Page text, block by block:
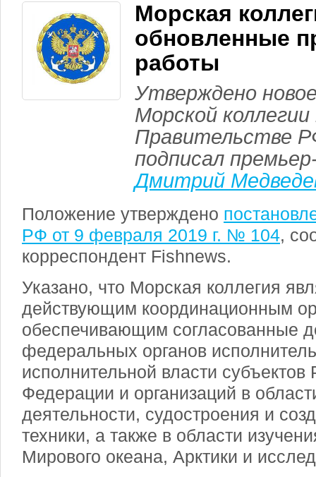
Морская
обновленные
работы
Утверждено
Морской коллегии
Правительстве
подписал
Дмитрий
Положение утверждено
РФ от 9 февраля 2019 г. № 104,
корреспондент Fishnews.
Указано, что Морская коллегия
действующим координационным
обеспечивающим согласованные
федеральных органов
исполнительной власти субъектов
Федерации и организаций в
деятельности, судостроения и
техники, а также в области
Мирового океана, Арктики и